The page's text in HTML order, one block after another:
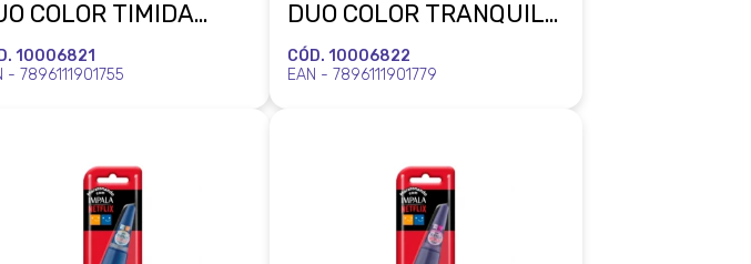
COLOR TIMIDA
BLISTER
10006821
- 7896111901755
DUO COLOR TRANQUILA
SURTADA BLISTER
MUNDIAL
CÓD. 10006822
EAN - 7896111901779